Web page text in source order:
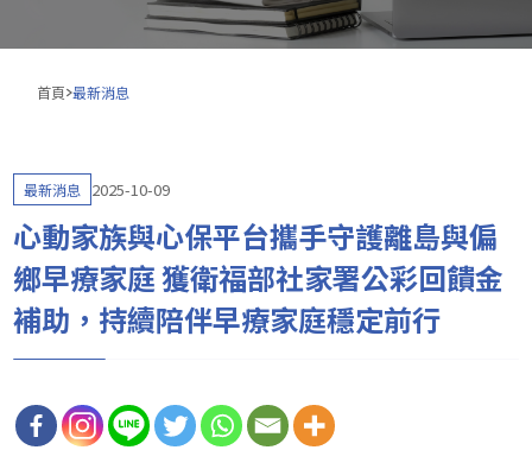
首頁 最新消息
最新消息 2025-10-09
心動家族與心保平台攜手守護離島與偏
鄉早療家庭 獲衛福部社家署公彩回饋金
補助，持續陪伴早療家庭穩定前行